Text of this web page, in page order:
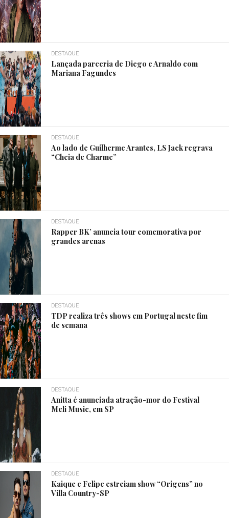
DESTAQUE
Lançada parceria de Diego e Arnaldo com
Mariana Fagundes
DESTAQUE
Ao lado de Guilherme Arantes, LS Jack regrava
“Cheia de Charme”
DESTAQUE
Rapper BK’ anuncia tour comemorativa por
grandes arenas
DESTAQUE
TDP realiza três shows em Portugal neste fim
de semana
DESTAQUE
Anitta é anunciada atração-mor do Festival
Meli Music, em SP
DESTAQUE
Kaique e Felipe estreiam show “Origens” no
Villa Country-SP